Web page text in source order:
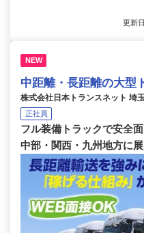
更新
NEW
中距離・長距離の大型
株式会社日本トランスネット 埼
正社員
フル装備トラックで安全
中部・関西・九州地方に